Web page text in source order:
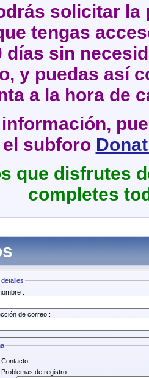
solicitar
tengas
días sin
y puedas así
a la hora de
información,
subforo
que disfrutes
completes
:
de correo :
Contacto
Problemas de registro